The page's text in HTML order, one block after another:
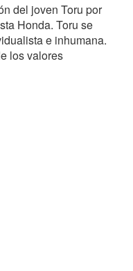
del joven Toru por
Honda. Toru se
e inhumana.
los valores